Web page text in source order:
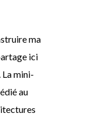
ma
ici
mini-
au